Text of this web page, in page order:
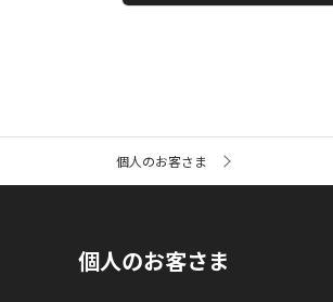
ト
個人のお客さま
個人のお客さま